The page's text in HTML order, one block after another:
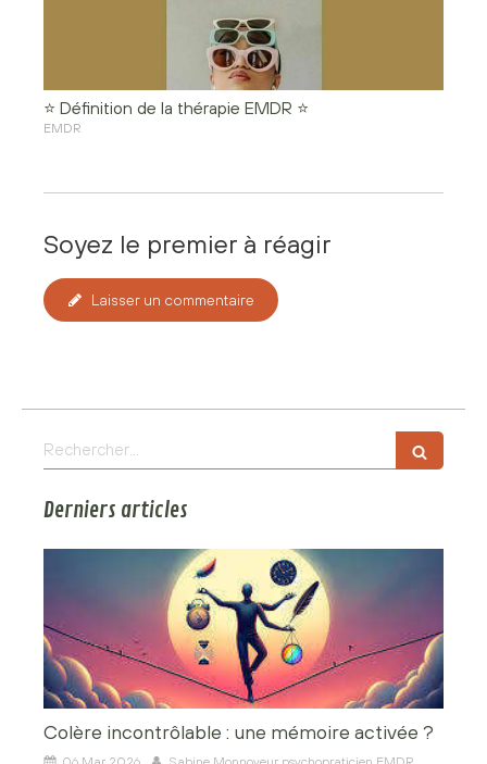
⭐ Définition de la thérapie EMDR ⭐
EMDR
Soyez le premier à réagir
Laisser un commentaire
Rechercher
Derniers articles
Colère incontrôlable : une mémoire activée ?